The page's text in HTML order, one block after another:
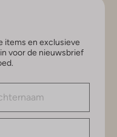
items en exclusieve
voor de nieuwsbrief